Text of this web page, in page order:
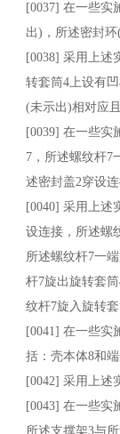
[0037] 在一些实
出)，所述密封环
[0038] 采用上述
转套筒4上设有
(未示出)相对应
[0039] 在一些实
7，所述螺纹杆7
述密封盖2穿设连
[0040] 采用上述
设连接，所述螺
所述螺纹杆7一
杆7旋出旋转套
纹杆7旋入旋转套
[0041] 在一些实
括：壳本体8和
[0042] 采用上述
[0043] 在一些实
所述支撑架3与